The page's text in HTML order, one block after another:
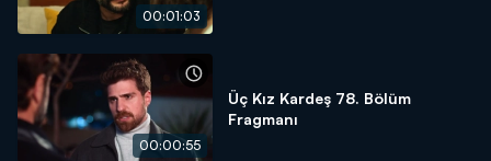
00:01:03
00:00:55
Üç Kız Kardeş 78. Bölüm
Fragmanı